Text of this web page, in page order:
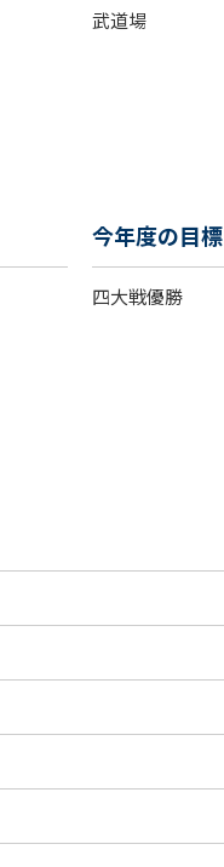
武道場
今年度の目標
四大戦優勝